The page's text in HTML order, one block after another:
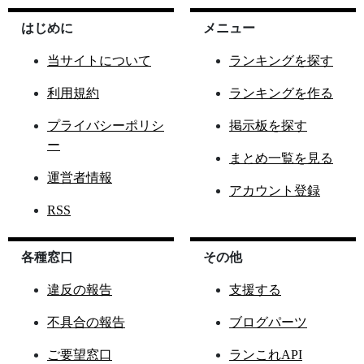
はじめに
当サイトについて
利用規約
プライバシーポリシ
ー
運営者情報
RSS
メニュー
ランキングを探す
ランキングを作る
掲示板を探す
まとめ一覧を見る
アカウント登録
各種窓口
違反の報告
不具合の報告
ご要望窓口
その他
支援する
ブログパーツ
ランこれAPI